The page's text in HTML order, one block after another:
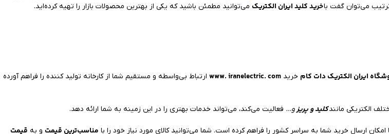
می‌توان گفت باخرید کلید ایران الکتریک می‌توانید مطمئن باشید که یکی از بهترین محصولات بازار را تهیه کرده‌اید.
ایران الکتریک دات کام خرید www. iranelectric. com ارتباط بی‌واسطه و مستقیم شما از کارخانه تولید کننده را فراهم آورده
الکتریکی مانندکلید و پریزو… فعالیت می‌کند، می‌تواند خدمات بهتری را در این زمینه به شما ارائه دهد.
مناسب‌ترین قیمت و به قیمت